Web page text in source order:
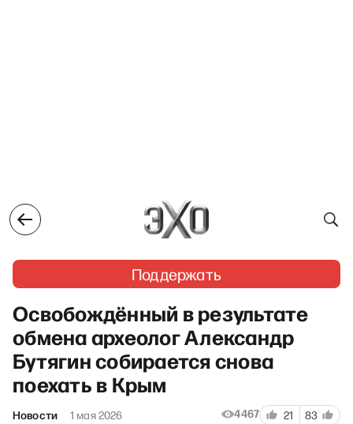
Поддержать
Освобождённый в результате
обмена археолог Александр
Бутягин собирается снова
поехать в Крым
Новости 1 мая 2026 4467 21 83